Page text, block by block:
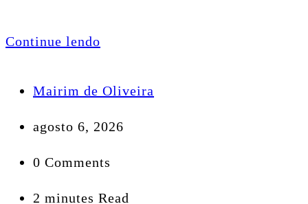
Continue lendo
Mairim de Oliveira
agosto 6, 2026
0 Comments
2 minutes Read